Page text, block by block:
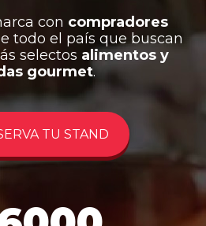
concompradores
todo el país que buscan
alimentos y
gourmet
TU STAND